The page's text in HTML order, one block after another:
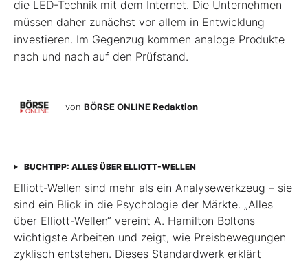
die LED-Technik mit dem Internet. Die Unternehmen
müssen daher zunächst vor allem in Entwicklung
investieren. Im Gegenzug kommen analoge Produkte
nach und nach auf den Prüfstand.
von BÖRSE ONLINE Redaktion
BUCHTIPP: ALLES ÜBER ELLIOTT-WELLEN
Elliott-Wellen sind mehr als ein Analysewerkzeug – sie
sind ein Blick in die Psychologie der Märkte. „Alles
über Elliott-Wellen“ vereint A. Hamilton Boltons
wichtigste Arbeiten und zeigt, wie Preisbewegungen
zyklisch entstehen. Dieses Standardwerk erklärt